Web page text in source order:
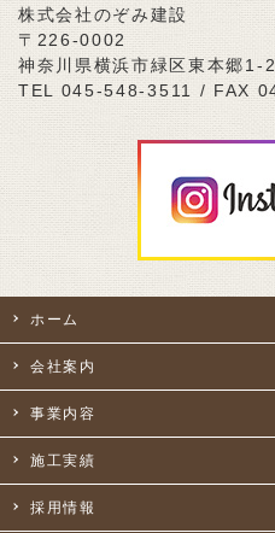
株式会社のぞみ建設
〒226-0002
神奈川県横浜市緑区東本郷1-
TEL 045-548-3511 / FAX
ホーム
会社案内
事業内容
施工実績
採用情報